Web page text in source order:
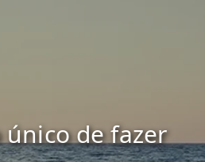
único de fazer